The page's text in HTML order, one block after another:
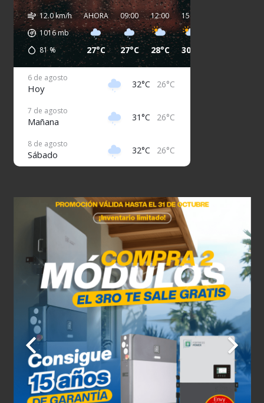
12.0 km/h
1016mb
81%
AHORA
27°C
09:00
27°C
12:00
28°C
15:00
30°C
6 de agosto
Hoy 32°C 26°C
7 de agosto
Mañana 31°C 26°C
8 de agosto
Sábado 32°C 26°C
10 de agosto
Lunes 32°C 26°C
11 de agosto
Martes 31°C 26°C
12 de agosto
Miércoles 32°C 26°C